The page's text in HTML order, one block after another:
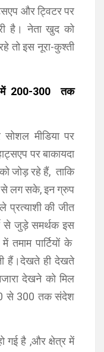
और ट्विटर पर
है। नेता खुद को
तो इस नूरा-कुश्ती
में 200-300 तक
मीडिया पर
पर बाकायदा
जोड़ रहे हैं, ताकि
लग सके, इन ग्रुप
प्रत्याशी की जीत
से जुड़े समर्थक इस
पार्टियों के
हैं।देखते ही देखते
देखने को मिल
से 300 तक संदेश
गई है ,और क्षेत्र में